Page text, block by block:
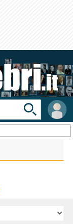
User
area
Toggle
search
bar